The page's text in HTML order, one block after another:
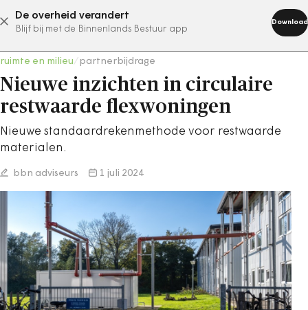
De overheid verandert
Blijf bij met de Binnenlands Bestuur app
Download
abonneer nu
ruimte en milieu partnerbijdrage
Nieuwe inzichten in circulaire
restwaarde flexwoningen
Nieuwe standaardrekenmethode voor restwaarde
materialen.
bbn adviseurs 1 juli 2024